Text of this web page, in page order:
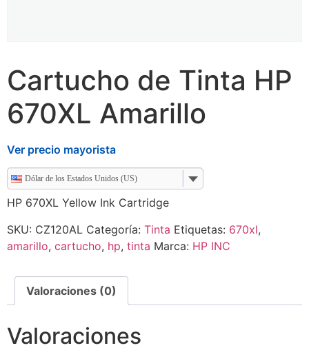
Cartucho de Tinta HP
670XL Amarillo
Ver precio mayorista
Dólar de los Estados Unidos (US)
HP 670XL Yellow Ink Cartridge
SKU: CZ120AL Categoría: Tinta Etiquetas: 670xl,
amarillo, cartucho, hp, tinta Marca: HP INC
Valoraciones (0)
Valoraciones